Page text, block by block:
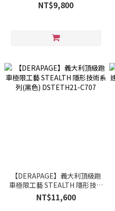
系列(鐵灰+紅) DMOL106-C537
NT$9,800
【DERAPAGE】義大利頂級跑
車極限工藝 STEALTH 隱形技術
系列(黑色) DSTETH21-C707
NT$11,600